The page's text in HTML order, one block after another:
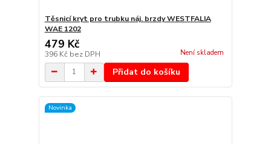
Těsnicí kryt pro trubku náj. brzdy WESTFALIA
WAE 1202
479 Kč
396 Kč bez DPH Není skladem
Přidat do košíku
Novinka